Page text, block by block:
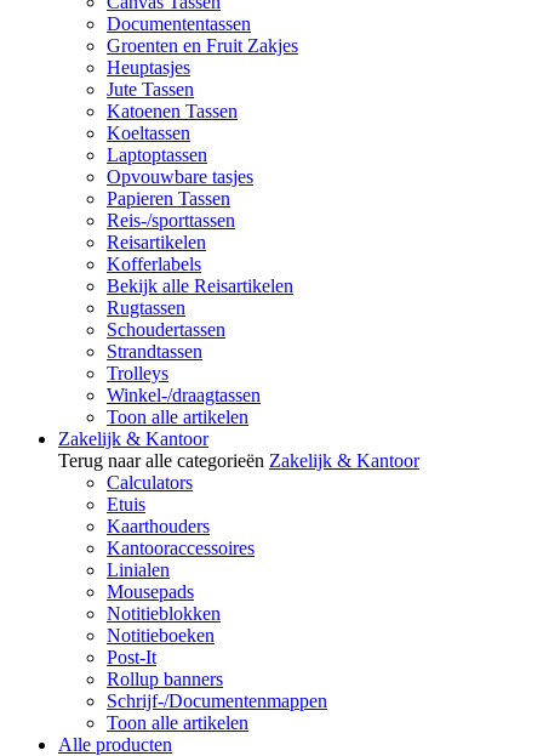
Documententassen
Groenten en Fruit Zakjes
Heuptasjes
Jute Tassen
Katoenen Tassen
Koeltassen
Laptoptassen
Opvouwbare tasjes
Papieren Tassen
Reis-/sporttassen
Reisartikelen
Kofferlabels
Bekijk alle Reisartikelen
Rugtassen
Schoudertassen
Strandtassen
Trolleys
Winkel-/draagtassen
Toon alle artikelen
Zakelijk & Kantoor
Terug naar alle categorieën Zakelijk & Kantoor
Calculators
Etuis
Kaarthouders
Kantooraccessoires
Linialen
Mousepads
Notitieblokken
Notitieboeken
Post-It
Rollup banners
Schrijf-/Documentenmappen
Toon alle artikelen
Alle producten